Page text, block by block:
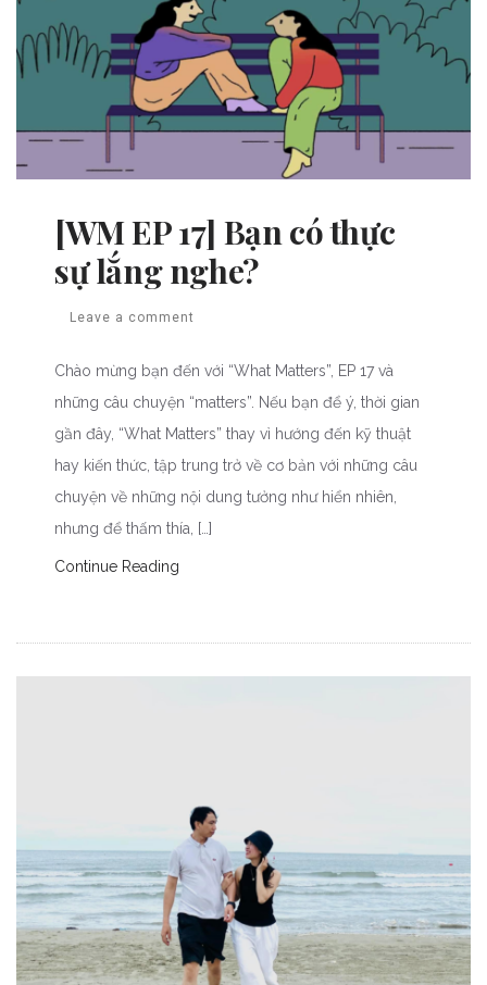
[WM EP 17] Bạn có thực
sự lắng nghe?
Leave a comment
Chào mừng bạn đến với “What Matters”, EP 17 và
những câu chuyện “matters”. Nếu bạn để ý, thời gian
gần đây, “What Matters” thay vì hướng đến kỹ thuật
hay kiến thức, tập trung trở về cơ bản với những câu
chuyện về những nội dung tưởng như hiển nhiên,
nhưng để thấm thía, […]
Continue Reading